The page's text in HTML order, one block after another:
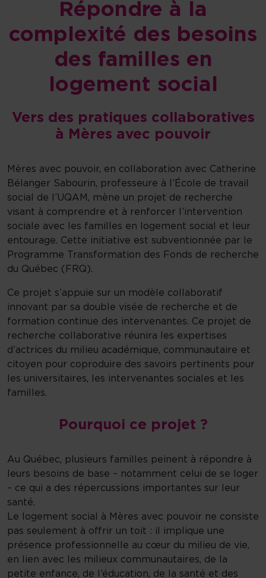
Répondre à la
complexité des besoins
des familles en
logement social
Vers des pratiques collaboratives
à Mères avec pouvoir
Mères avec pouvoir, en collaboration avec Catherine
Bélanger Sabourin, professeure à l’École de travail
social de l’UQAM, mène un projet de recherche
visant à comprendre et à renforcer l’intervention
sociale avec les familles en logement social et leur
entourage. Cette initiative est subventionnée par le
Programme Transformation des Fonds de recherche
du Québec (FRQ).
Ce projet s’appuie sur un modèle collaboratif
innovant par sa double visée de recherche et de
formation continue des intervenantes. Ce projet de
recherche collaborative réunira les expertises
d’actrices du milieu académique, communautaire et
citoyen pour coproduire des savoirs pertinents pour
les universitaires, les intervenantes sociales et les
familles.
Pourquoi ce projet ?
Au Québec, plusieurs familles peinent à répondre à
leurs besoins de base – notamment celui de se loger
– ce qui a des répercussions importantes sur leur
santé.
Le logement social à Mères avec pouvoir ne consiste
pas seulement à offrir un toit : il implique une
présence professionnelle au cœur du milieu de vie,
en lien avec les milieux communautaires, de la
petite enfance, de l’éducation, de la santé et des